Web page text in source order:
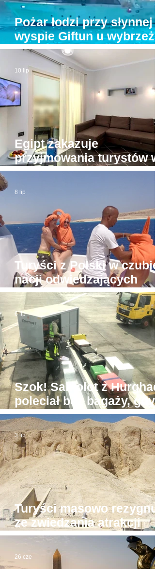
Pożar łodzi przy słynnej
wyspie Giftun u wybrzeży
Hurghady. Na pokładzie
było kilkunastu turystów
Egipt zakazuje
przyjmowania turystów w
apartamentach bez
10 lip
Turyści z Polski w czubie
nacji odwiedzających
Hurghadę
8 lip
Szok! Samolot z
poleciał bez bagaży, gdyż
był... zbyt ciężki
6 lip
Turyści masowo
ze zwiedzania atrakcji
Luksoru. Powód?
3 lip
26 cze